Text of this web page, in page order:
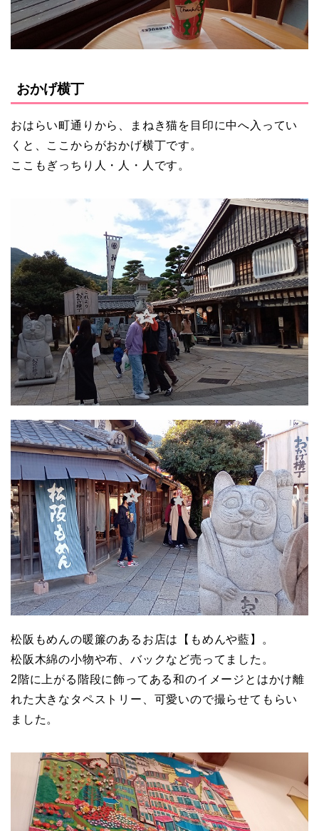
おかげ横丁
おはらい町通りから、まねき猫を目印に中へ入ってい
くと、ここからがおかげ横丁です。
ここもぎっちり人・人・人です。
松阪もめんの暖簾のあるお店は【もめんや藍】。
松阪木綿の小物や布、バックなど売ってました。
2階に上がる階段に飾ってある和のイメージとはかけ離
れた大きなタペストリー、可愛いので撮らせてもらい
ました。